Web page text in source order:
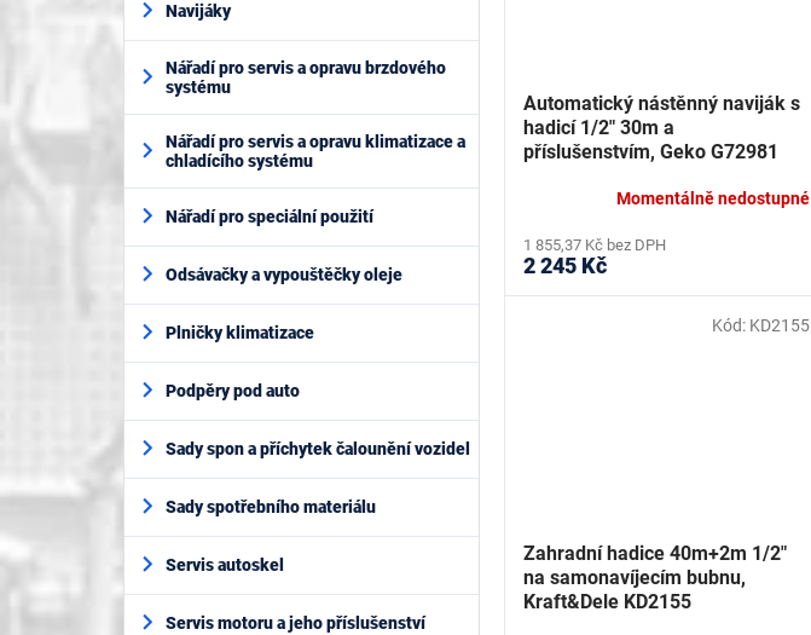
Navijáky
Nářadí pro servis a opravu brzdového
systému
Nářadí pro servis a opravu klimatizace a
chladícího systému
Nářadí pro speciální použití
Odsávačky a vypouštěčky oleje
Plničky klimatizace
Podpěry pod auto
Sady spon a příchytek čalounění vozidel
Sady spotřebního materiálu
Servis autoskel
Servis motoru a jeho příslušenství
Automatický nástěnný naviják s
hadicí 1/2" 30m a
příslušenstvím, Geko G72981
Momentálně nedostupné
1 855,37 Kč bez DPH
2 245 Kč
Zahradní hadice 40m+2m 1/2"
na samonavíjecím bubnu,
Kraft&Dele KD2155
Kód: KD2155